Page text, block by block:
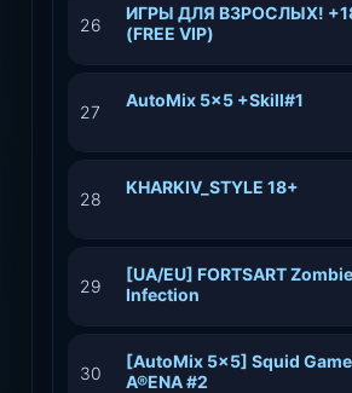
26
​ИГРЫ ДЛЯ ВЗРОСЛЫХ!
(FREE VIP)
27
AutoMix 5x5 +Skill#1
28
KHARKIV_STYLE 18+
29
[UA/EU] FORTSART Zombie
Infection
30
[AutoMix 5x5] Squid Game
A®ENA #2